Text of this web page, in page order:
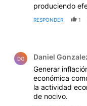
produciendo
RESPONDER 1
DG Daniel
Generar
económica
la actividad
de nocivo.